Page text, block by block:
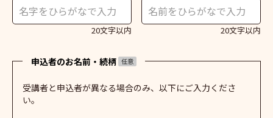
20文字以内 20文字以内
申込者のお名前・続柄 任意
受講者と申込者が異なる場合のみ、以下にご入力くださ
い。